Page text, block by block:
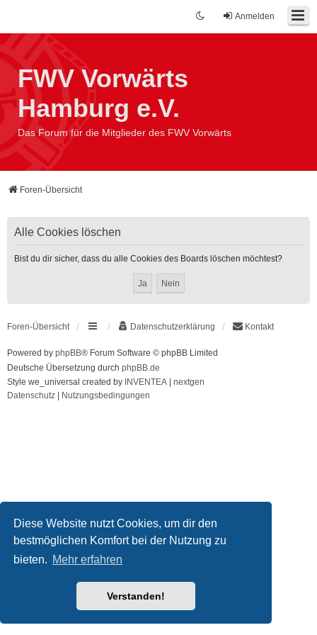
Diese Website nutzt Cookies, um dir den
bestmöglichen Komfort bei der Nutzung zu
bieten. Mehr erfahren
Verstanden!
Anmelden
FWV Vorwärts
Hamburg e.V.
Das Forum für die Mitglieder des FWV Vorwärts
Foren-Übersicht
Alle Cookies löschen
Bist du dir sicher, dass du alle Cookies des Boards löschen möchtest?
Foren-Übersicht Datenschutzerklärung Kontakt
Powered by phpBB® Forum Software © phpBB Limited
Deutsche Übersetzung durch phpBB.de
Style we_universal created by INVENTEA
nextgen
Datenschutz
Nutzungsbedingungen